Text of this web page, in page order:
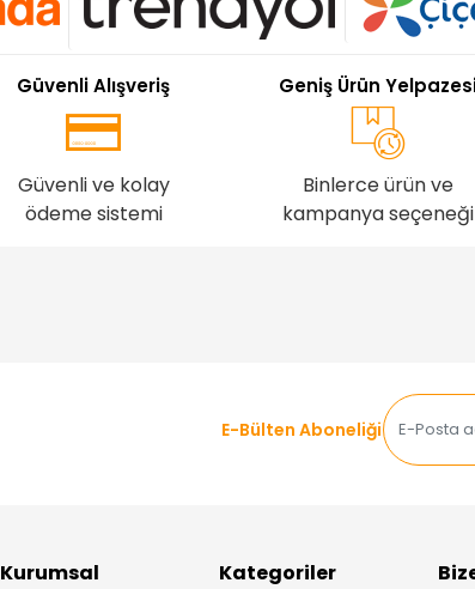
Güvenli Alışveriş
Güvenli ve kolay
ödeme sistemi
Geniş Ürün
Binlerce ürün ve
kampanya seçeneği
E-Bülten Aboneliği
Kurumsal Kategoriler